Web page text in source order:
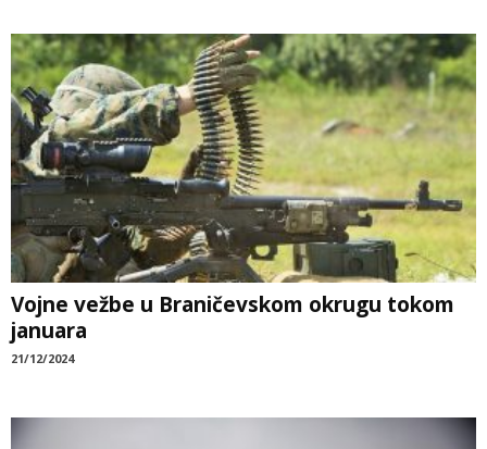
Vojne vežbe u Braničevskom okrugu tokom
januara
21/12/2024